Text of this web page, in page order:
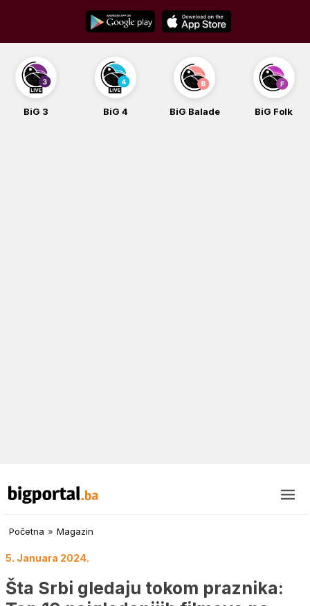
content
BiG 3 BiG 4 BiG Balade BiG Folk
Početna » Magazin
5. Januara 2024.
Šta Srbi gledaju tokom praznika: